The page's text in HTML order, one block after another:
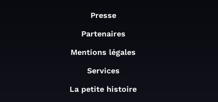
Presse
Partenaires
Mentions légales
Services
La petite histoire